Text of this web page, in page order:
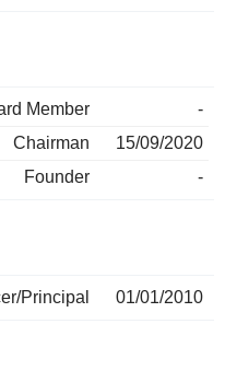
Member
-
Chairman
15/09/2020
Founder
-
Principal 01/01/2010